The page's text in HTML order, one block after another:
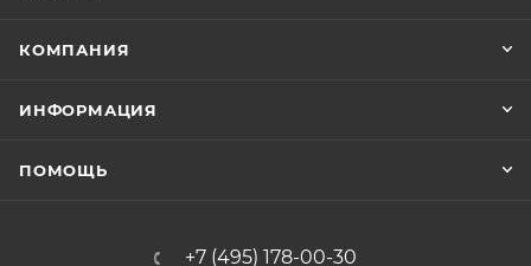
КОМПАНИЯ
ИНФОРМАЦИЯ
ПОМОЩЬ
+7 (495) 178-00-30